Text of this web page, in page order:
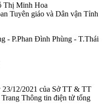
Thị Minh Hoa
Tuyên giáo và Dân vận Tỉnh
- P.Phan Đình Phùng - T.Thái
12/2021 của Sở TT & TT
Thông tin điện tử tổng